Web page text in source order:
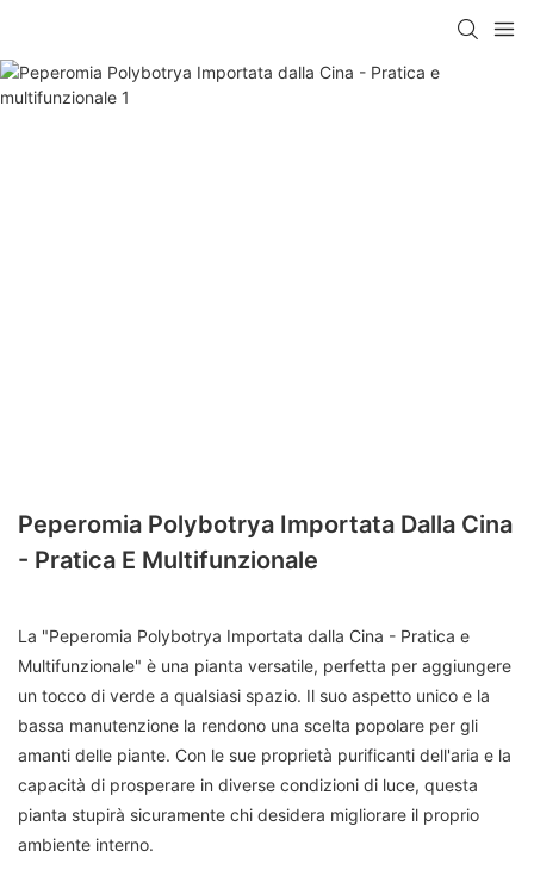
Peperomia Polybotrya Importata Dalla Cina
- Pratica E Multifunzionale
La "Peperomia Polybotrya Importata dalla Cina - Pratica e
Multifunzionale" è una pianta versatile, perfetta per aggiungere
un tocco di verde a qualsiasi spazio. Il suo aspetto unico e la
bassa manutenzione la rendono una scelta popolare per gli
amanti delle piante. Con le sue proprietà purificanti dell'aria e la
capacità di prosperare in diverse condizioni di luce, questa
pianta stupirà sicuramente chi desidera migliorare il proprio
ambiente interno.